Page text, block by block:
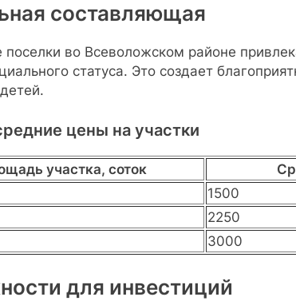
составляющая
поселки во Всеволожском районе
статуса. Это создает
цены на участки
участка, соток
1500
2250
3000
для инвестиций